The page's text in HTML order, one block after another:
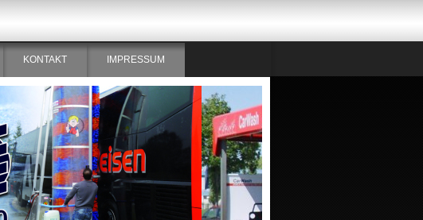
KONTAKT IMPRESSUM